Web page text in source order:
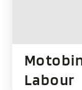
Labour